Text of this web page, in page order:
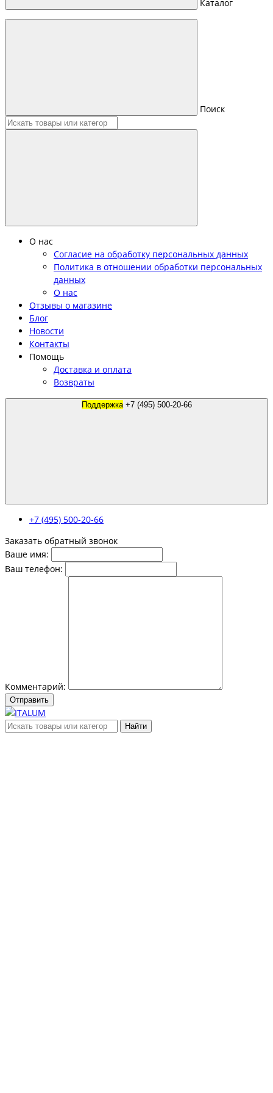
Каталог
Поиск
О нас
Согласие на обработку персональных данных
Политика в отношении обработки персональных
данных
О нас
Отзывы о магазине
Блог
Новости
Контакты
Помощь
Доставка и оплата
Возвраты
Поддержка +7 (495) 500-20-66
+7 (495) 500-20-66
Заказать обратный звонок
Ваше имя:
Ваш телефон:
Комментарий:
Отправить
Найти